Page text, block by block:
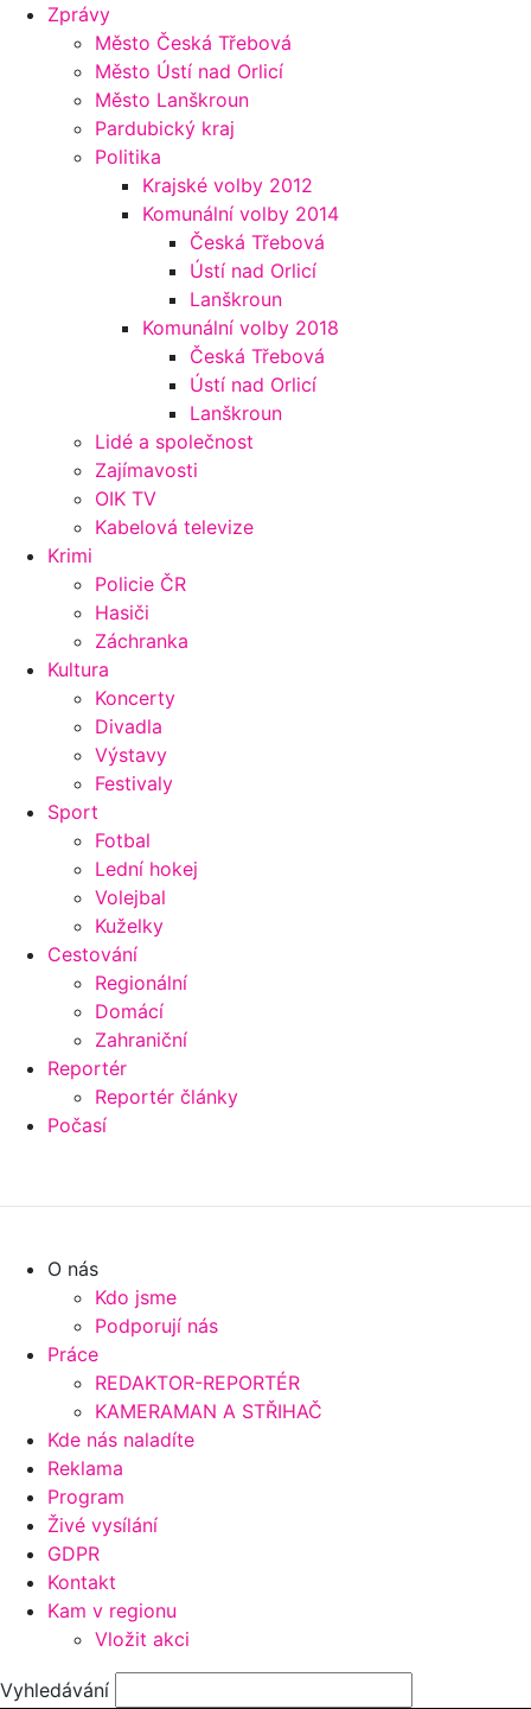
Zprávy
Město Česká Třebová
Město Ústí nad Orlicí
Město Lanškroun
Pardubický kraj
Politika
Krajské volby 2012
Komunální volby 2014
Česká Třebová
Ústí nad Orlicí
Lanškroun
Komunální volby 2018
Česká Třebová
Ústí nad Orlicí
Lanškroun
Lidé a společnost
Zajímavosti
OIK TV
Kabelová televize
Krimi
Policie ČR
Hasiči
Záchranka
Kultura
Koncerty
Divadla
Výstavy
Festivaly
Sport
Fotbal
Lední hokej
Volejbal
Kuželky
Cestování
Regionální
Domácí
Zahraniční
Reportér
Reportér články
Počasí
O nás
Kdo jsme
Podporují nás
Práce
REDAKTOR-REPORTÉR
KAMERAMAN A STŘIHAČ
Kde nás naladíte
Reklama
Program
Živé vysílání
GDPR
Kontakt
Kam v regionu
Vložit akci
Vyhledávání